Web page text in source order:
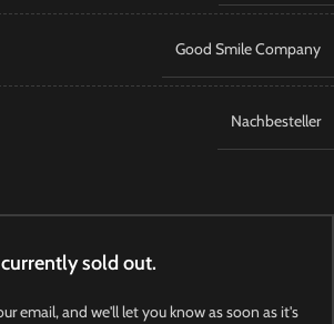
Good Smile Company
Nachbesteller
sold out.
email, and we'll let you know as soon as it's